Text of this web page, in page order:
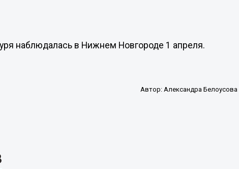
наблюдалась в Нижнем Новгороде 1 апреля.
Автор: Александра Белоусова